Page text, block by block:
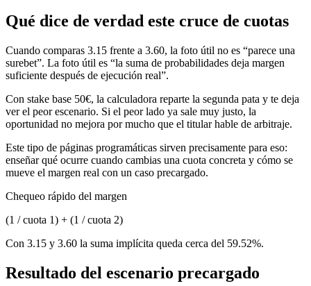
Qué dice de verdad este cruce de cuotas
Cuando comparas 3.15 frente a 3.60, la foto útil no es “parece una
surebet”. La foto útil es “la suma de probabilidades deja margen
suficiente después de ejecución real”.
Con stake base 50€, la calculadora reparte la segunda pata y te deja
ver el peor escenario. Si el peor lado ya sale muy justo, la
oportunidad no mejora por mucho que el titular hable de arbitraje.
Este tipo de páginas programáticas sirven precisamente para eso:
enseñar qué ocurre cuando cambias una cuota concreta y cómo se
mueve el margen real con un caso precargado.
Chequeo rápido del margen
(1 / cuota 1) + (1 / cuota 2)
Con 3.15 y 3.60 la suma implícita queda cerca del 59.52%.
Resultado del escenario precargado